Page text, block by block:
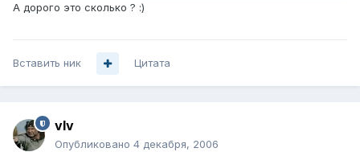
А дорого это сколько ? :)
Вставить ник Цитата
vIv
Опубликовано 4 декабря, 2006